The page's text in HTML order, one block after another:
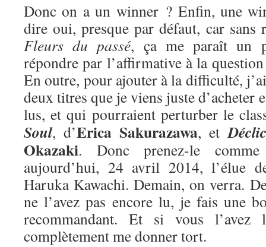
Donc on a un winner ? Enfin, une
dire oui, presque par défaut, car sans
Fleurs du passé, ça me paraît un
répondre par l’affirmative à la
En outre, pour ajouter à la difficulté,
deux titres que je viens juste d’acheter
lus, et qui pourraient perturber le
Soul, d’Erica Sakurazawa, et
Okazaki. Donc prenez-le
aujourd’hui, 24 avril 2014, l’élue
Haruka Kawachi. Demain, on verra.
ne l’avez pas encore lu, je fais une
recommandant. Et si vous l’avez
complètement me donner tort.